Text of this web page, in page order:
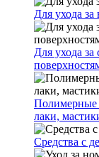
Для ухода
Для ухода
Полимерные
лаки,
Средства с